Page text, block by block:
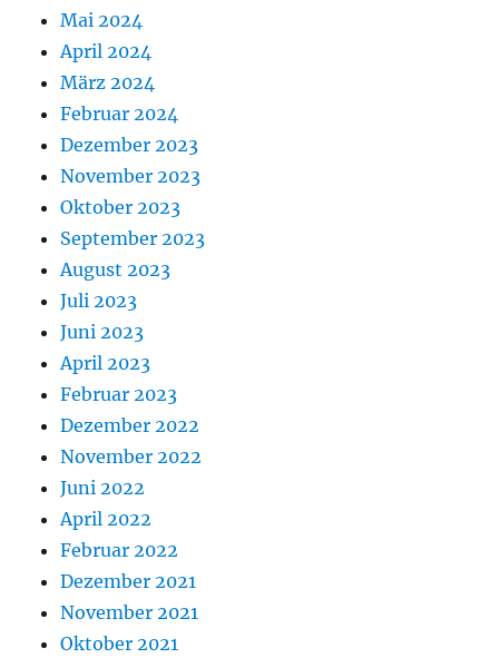
Mai 2024
April 2024
März 2024
Februar 2024
Dezember 2023
November 2023
Oktober 2023
September 2023
August 2023
Juli 2023
Juni 2023
April 2023
Februar 2023
Dezember 2022
November 2022
Juni 2022
April 2022
Februar 2022
Dezember 2021
November 2021
Oktober 2021